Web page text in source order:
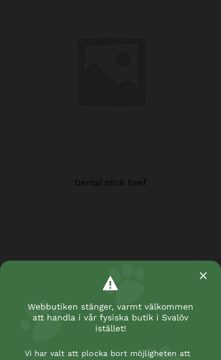
Dental stick beef
Webbutiken stänger, varmt välkommen
att handla i vår fysiska butik i Svalöv
istället!
Vi har valt att plocka bort möjligheten att